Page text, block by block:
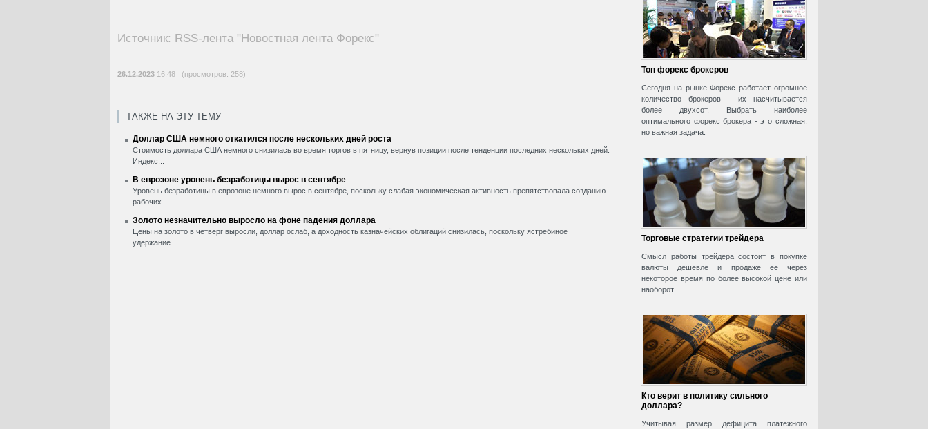
Источник: RSS-лента "Новостная лента Форекс"
26.12.2023 16:48 (просмотров: 258)
ТАКЖЕ НА ЭТУ ТЕМУ
Доллар США немного откатился после нескольких дней роста
Стоимость доллара США немного снизилась во время торгов в пятницу, вернув позиции после тенденции последних нескольких дней.
Индекс...
В еврозоне уровень безработицы вырос в сентябре
Уровень безработицы в еврозоне немного вырос в сентябре, поскольку слабая экономическая активность препятствовала созданию
рабочих...
Золото незначительно выросло на фоне падения доллара
Цены на золото в четверг выросли, доллар ослаб, а доходность казначейских облигаций снизилась, поскольку ястребиное
удержание...
Топ форекс брокеров
Сегодня на рынке Форекс работает огромное
количество брокеров - их насчитывается
более двухсот. Выбрать наиболее
оптимального форекс брокера - это сложная,
но важная задача.
Торговые стратегии трейдера
Смысл работы трейдера состоит в покупке
валюты дешевле и продаже ее через
некоторое время по более высокой цене или
наоборот.
Кто верит в политику сильного
доллара?
Учитывая размер дефицита платежного